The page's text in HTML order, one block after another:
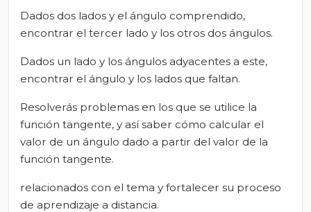
Dados dos lados y el ángulo comprendido,
encontrar el tercer lado y los otros dos ángulos.
Dados un lado y los ángulos adyacentes a este,
encontrar el ángulo y los lados que faltan.
Resolverás problemas en los que se utilice la
función tangente, y así saber cómo calcular el
valor de un ángulo dado a partir del valor de la
función tangente.
relacionados con el tema y fortalecer su proceso
de aprendizaje a distancia.